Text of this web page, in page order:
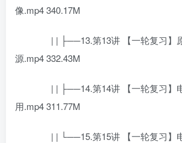
像.mp4 340.17M
| | ├──13.第13讲 【一轮复习】
源.mp4 332.43M
| | ├──14.第14讲 【一轮复习】
用.mp4 311.77M
| | └──15.第15讲 【一轮复习】